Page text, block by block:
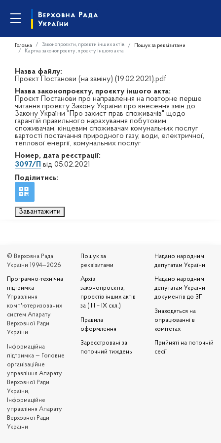
Головна Законопроєкти, проєкти інших актів
Пошук за реквізитами
Картка законопроєкту, проєкту іншого акта
Назва файлу:
Проєкт Постанови (на заміну) (19.02.2021).pdf
Назва законопроєкту, проєкту іншого акта:
Проєкт Постанови про направлення на повторне перше
читання проекту Закону України про внесення змін до
Закону України "Про захист прав споживачів" щодо
гарантій правильного нарахування побутовим
споживачам, кінцевим споживачам комунальних послуг
вартості постачання природного газу, води, електричної,
теплової енергії, комунальних послуг
Номер, дата реєстрації:
3097/П від 05.02.2021
Поділитись:
Завантажити
© Верховна Рада
України 1994—2026
Програмно-технічна
підтримка —
Управління
комп'ютеризованих
систем Апарату
Верховної Ради
України
Iнформаційна
підтримка — Головне
організаційне
управління Апарату
Верховної Ради
України,
Інформаційне
управління Апарату
Верховної Ради
України
Пошук за
реквізитами
Архів
законопроєктів,
проєктів інших актів
за ( III – IX скл.)
Правила
оформлення
Зареєстровані за
поточний тиждень
Надано народним
депутатам України
Надано народним
депутатам України
документів до ЗП
Знаходяться на
опрацюванні в
комітетах
Прийняті на поточній
сесії